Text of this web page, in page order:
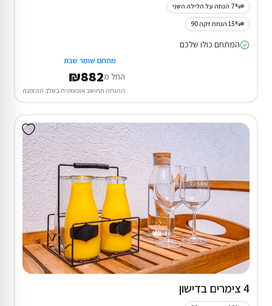
7% הנחה על הלילה השני
15% הנחת דקה 90
המתחם כולו שלכם
מתחם שומר שבת
החל מ₪882
ההנחה תחושב אוטומטית בשלב ההזמנה
4 צימרים בדישון